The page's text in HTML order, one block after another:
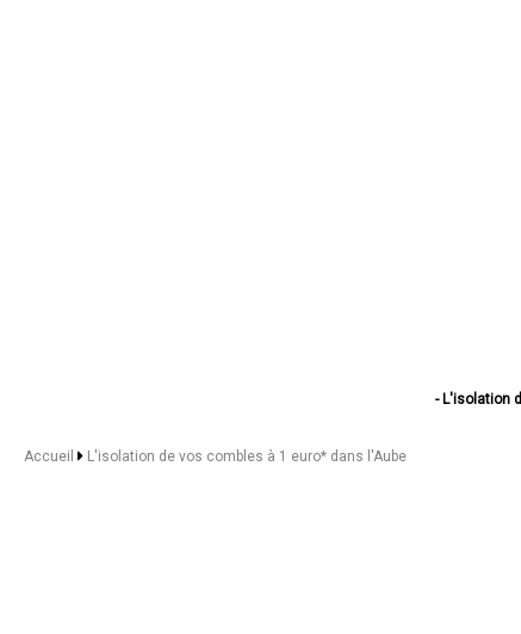
- L'isolation
- L'isolation de vos
Accueil L'isolation de vos combles à 1 euro* dans l'Aube